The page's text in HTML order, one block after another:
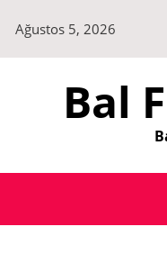
content
Ağustos 5, 2026
Bal